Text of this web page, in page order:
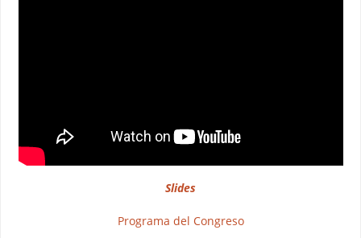
Slides
Programa del Congreso